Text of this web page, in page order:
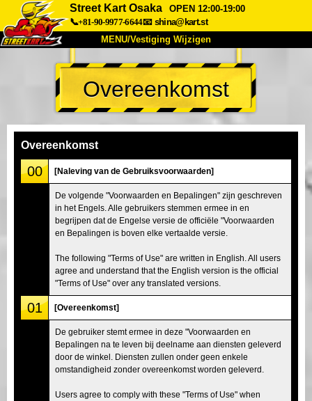
Street Kart Osaka
OPEN 12:00-19:00
📞+81-90-9977-6644📧 shina@kart.st
MENU/Vestiging Wijzigen
TOP
Over Ons Specificaties Prijs
Veelgestelde Vragen
Bedrijf
Tokio Shinagawa Tokio Akihabara#1
Tokio Akihabara#2 Tokio Shibuya
Tokio Shibuya Annex Tokio Baai
Tokio Asakusa Osaka
Okinawa
Overeenkomst
Overeenkomst
00 [Naleving van de Gebruiksvoorwaarden]
De volgende "Voorwaarden en Bepalingen" zijn geschreven
in het Engels. Alle gebruikers stemmen ermee in en
begrijpen dat de Engelse versie de officiële "Voorwaarden
en Bepalingen is boven elke vertaalde versie.
The following "Terms of Use" are written in English. All users
agree and understand that the English version is the official
"Terms of Use" over any translated versions.
01 [Overeenkomst]
De gebruiker stemt ermee in deze "Voorwaarden en
Bepalingen na te leven bij deelname aan diensten geleverd
door de winkel. Diensten zullen onder geen enkele
omstandigheid zonder overeenkomst worden geleverd.
Users agree to comply with these "Terms of Use" when